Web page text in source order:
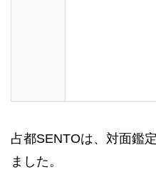
占都SENTOは、対面鑑
ました。